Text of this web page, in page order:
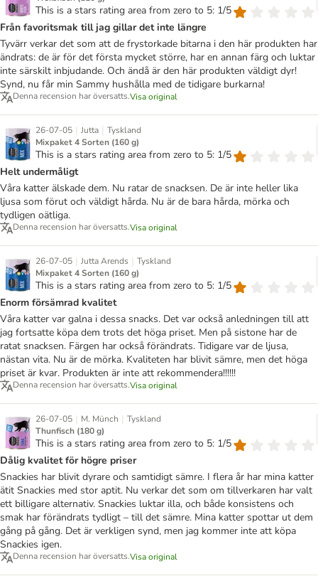
This is a stars rating area from zero to 5: 1/5
Från favoritsmak till jag gillar det inte längre
Tyvärr verkar det som att de frystorkade bitarna i den här produkten har
ändrats: de är för det första mycket större, har en annan färg och luktar
inte särskilt inbjudande. Och ändå är den här produkten väldigt dyr!
Synd, nu får min Sammy hushålla med de tidigare burkarna!
Denna recension har översatts.Visa original
26-07-05 | Jutta | Tyskland
Mixpaket 4 Sorten (160 g)
This is a stars rating area from zero to 5: 1/5
Helt undermåligt
Våra katter älskade dem. Nu ratar de snacksen. De är inte heller lika
ljusa som förut och väldigt hårda. Nu är de bara hårda, mörka och
tydligen oätliga.
Denna recension har översatts.Visa original
26-07-05 | Jutta Arends | Tyskland
Mixpaket 4 Sorten (160 g)
This is a stars rating area from zero to 5: 1/5
Enorm försämrad kvalitet
Våra katter var galna i dessa snacks. Det var också anledningen till att
jag fortsatte köpa dem trots det höga priset. Men på sistone har de
ratat snacksen. Färgen har också förändrats. Tidigare var de ljusa,
nästan vita. Nu är de mörka. Kvaliteten har blivit sämre, men det höga
priset är kvar. Produkten är inte att rekommendera!!!!!!
Denna recension har översatts.Visa original
26-07-05 | M. Münch | Tyskland
Thunfisch (180 g)
This is a stars rating area from zero to 5: 1/5
Dålig kvalitet för högre priser
Snackies har blivit dyrare och samtidigt sämre. I flera år har mina katter
ätit Snackies med stor aptit. Nu verkar det som om tillverkaren har valt
ett billigare alternativ. Snackies luktar illa, och både konsistens och
smak har förändrats tydligt – till det sämre. Mina katter spottar ut dem
gång på gång. Det är verkligen synd, men jag kommer inte att köpa
Snackies igen.
Denna recension har översatts.Visa original